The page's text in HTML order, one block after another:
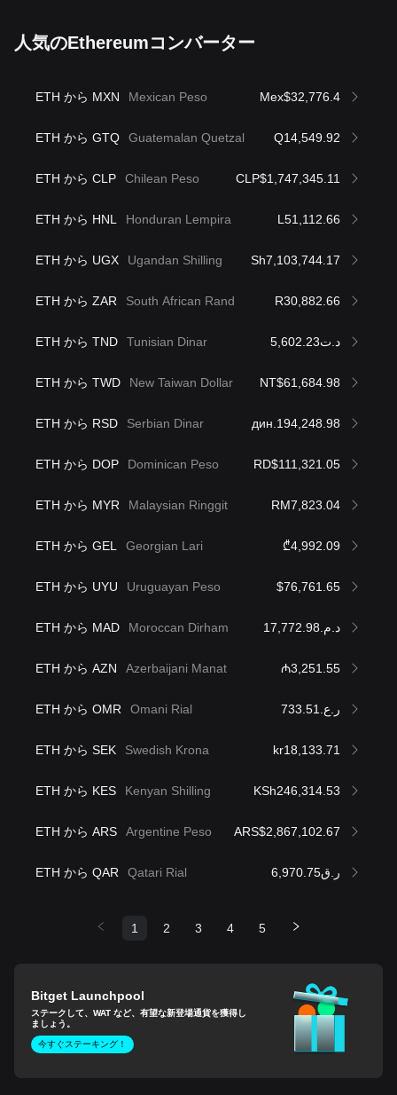
人気のEthereumコンバーター
ETH から MXN Mexican Peso Mex$32,776.4
ETH から GTQ Guatemalan Quetzal Q14,549.92
ETH から CLP Chilean Peso CLP$1,747,345.11
ETH から HNL Honduran Lempira L51,112.66
ETH から UGX Ugandan Shilling Sh7,103,744.17
ETH から ZAR South African Rand R30,882.66
ETH から TND Tunisian Dinar د.ت5,602.23
ETH から TWD New Taiwan Dollar NT$61,684.98
ETH から RSD Serbian Dinar дин.194,248.98
ETH から DOP Dominican Peso RD$111,321.05
ETH から MYR Malaysian Ringgit RM7,823.04
ETH から GEL Georgian Lari ₾4,992.09
ETH から UYU Uruguayan Peso $76,761.65
ETH から MAD Moroccan Dirham د.م.17,772.98
ETH から AZN Azerbaijani Manat ₼3,251.55
ETH から OMR Omani Rial ر.ع.733.51
ETH から SEK Swedish Krona kr18,133.71
ETH から KES Kenyan Shilling KSh246,314.53
ETH から ARS Argentine Peso ARS$2,867,102.67
ETH から QAR Qatari Rial ر.ق6,970.75
1 2 3 4 5
Bitget Launchpool
ステークして、WAT など、有望な新登場通貨を獲得し
ましょう。
今すぐステーキング！